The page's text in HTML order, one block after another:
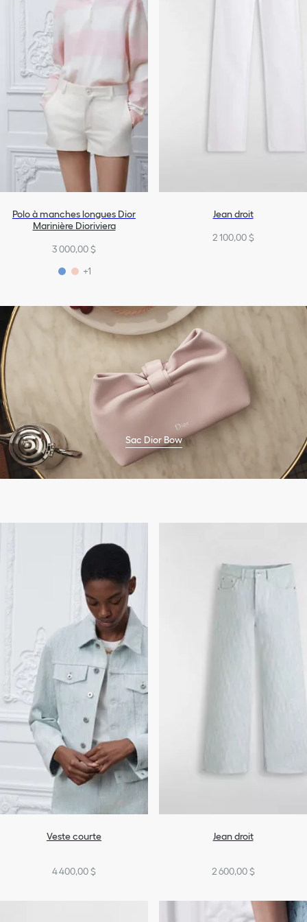
Polo à manches longues Dior
Marinière Dioriviera
3 000,00 $
+1
Jean droit
2 100,00 $
Sac Dior Bow
Veste courte
4 400,00 $
Jean droit
2 600,00 $